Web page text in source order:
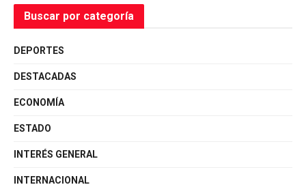
Buscar por categoría
DEPORTES
DESTACADAS
ECONOMÍA
ESTADO
INTERÉS GENERAL
INTERNACIONAL